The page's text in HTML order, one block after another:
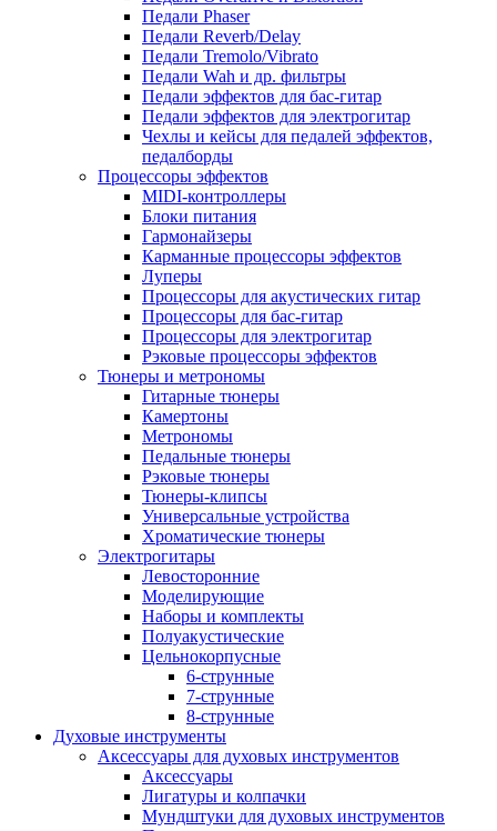
Педали Phaser
Педали Reverb/Delay
Педали Tremolo/Vibrato
Педали Wah и др. фильтры
Педали эффектов для бас-гитар
Педали эффектов для электрогитар
Чехлы и кейсы для педалей эффектов,
педалборды
Процессоры эффектов
MIDI-контроллеры
Блоки питания
Гармонайзеры
Карманные процессоры эффектов
Луперы
Процессоры для акустических гитар
Процессоры для бас-гитар
Процессоры для электрогитар
Рэковые процессоры эффектов
Тюнеры и метрономы
Гитарные тюнеры
Камертоны
Метрономы
Педальные тюнеры
Рэковые тюнеры
Тюнеры-клипсы
Универсальные устройства
Хроматические тюнеры
Электрогитары
Левосторонние
Моделирующие
Наборы и комплекты
Полуакустические
Цельнокорпусные
6-струнные
7-струнные
8-струнные
Духовые инструменты
Аксессуары для духовых инструментов
Аксессуары
Лигатуры и колпачки
Мундштуки для духовых инструментов